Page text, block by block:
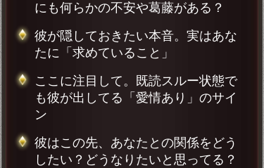
にも何らかの不安や葛藤がある？
彼が隠しておきたい本音。実はあな
たに「求めていること」
ここに注目して。既読スルー状態で
も彼が出してる「愛情あり」のサイ
ン
彼はこの先、あなたとの関係をどう
したい？どうなりたいと思ってる？